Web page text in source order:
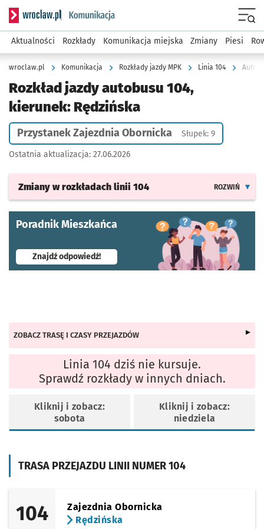
Serwis informacyjny wroclaw.pl podserwis: Komunikacja
Aktualności Rozkłady Komunikacja miejska Zmiany Piesi
wroclaw.pl Komunikacja Rozkłady jazdy MPK Linia 104
Rozkład jazdy autobusu 104,
kierunek: Rędzińska
Przystanek Zajezdnia Obornicka Słupek: 9
Ostatnia aktualizacja: 27.06.2026
Zmiany w rozkładach linii 104 ROZWIŃ
Poradnik Mieszkańca
Znajdź odpowiedź!- otworzy się w nowej karcie
TRASA PRZEJAZDU LINII NUMER 104
104
Zajezdnia Obornicka
Rędzińska
ZOBACZ TRASĘ I CZASY PRZEJAZDÓW
Linia 104 dziś nie kursuje.
Sprawdź rozkłady w innych dniach.
Kliknij i zobacz:
sobota
Kliknij i zobacz:
niedziela